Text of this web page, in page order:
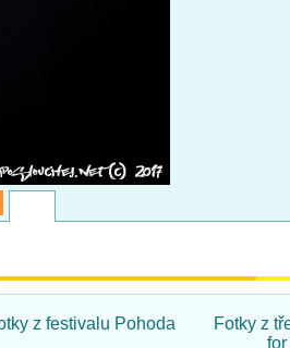
z festivalu Pohoda
Fotky z